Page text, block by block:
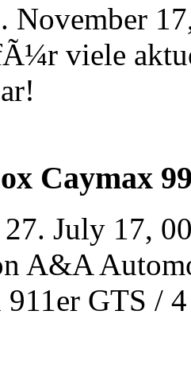
November
viele
Caymax
July 17,
A&A
911er GTS /